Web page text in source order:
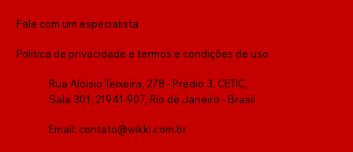
Fale com um especialista
Politica de privacidade e termos e condições de uso
Rua Aloísio Teixeira, 278 - Prédio 3, CETIC,
Sala 301, 21941-907, Rio de Janeiro - Brasil
Email: contato@wikki.com.br